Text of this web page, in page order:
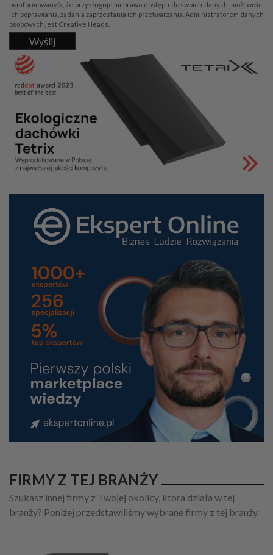
poinformowany/a, że przysługuje mi prawo dostępu do swoich danych, możliwości
ich poprawiania, żądania zaprzestania ich przetwarzania. Administratorem danych
osobowych jest Creative Heads.
Wyślij
FIRMY Z TEJ BRANŻY
Szukasz innej firmy z Twojej okolicy, która działa w tej
branży? Poniżej przedstawiliśmy wybrane firmy z tej branży.